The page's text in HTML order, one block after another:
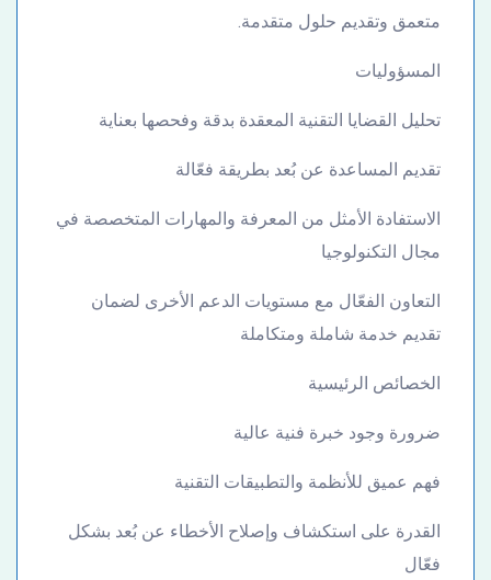
متعمق وتقديم حلول متقدمة.
المسؤوليات
تحليل القضايا التقنية المعقدة بدقة وفحصها بعناية
تقديم المساعدة عن بُعد بطريقة فعّالة
الاستفادة الأمثل من المعرفة والمهارات المتخصصة في
مجال التكنولوجيا
التعاون الفعّال مع مستويات الدعم الأخرى لضمان
تقديم خدمة شاملة ومتكاملة
الخصائص الرئيسية
ضرورة وجود خبرة فنية عالية
فهم عميق للأنظمة والتطبيقات التقنية
القدرة على استكشاف وإصلاح الأخطاء عن بُعد بشكل
فعّال